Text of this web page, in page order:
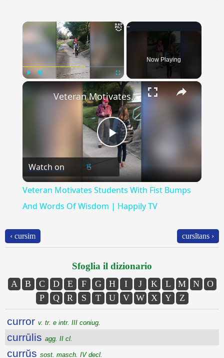
×
Fullscreen
Now Playing
×
Play
Video
Veteran Motivates Students With Fist Bumps And Words Of Wisdom | Happily TV
Watch on
Veteran Motivates Students With Fist Bumps
And Words Of Wisdom | Happily TV
‹ cursim cursĭtans ›
Sfoglia il dizionario
A B C D E F G H I J K L M N
O
P
Q R S T U V W X Y Z
curror v. tr. e intr. III coniug.
currūlis agg. II cl.
currŭs sost. masch. IV decl.